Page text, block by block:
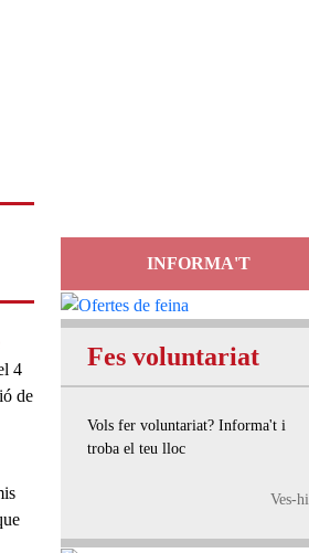
4
de
INFORMA'T
Fes voluntariat
Vols fer voluntariat? Informa't i
troba el teu lloc
Ves-hi